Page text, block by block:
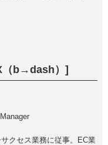
（b→dash）]
クセス業務に従事。EC業